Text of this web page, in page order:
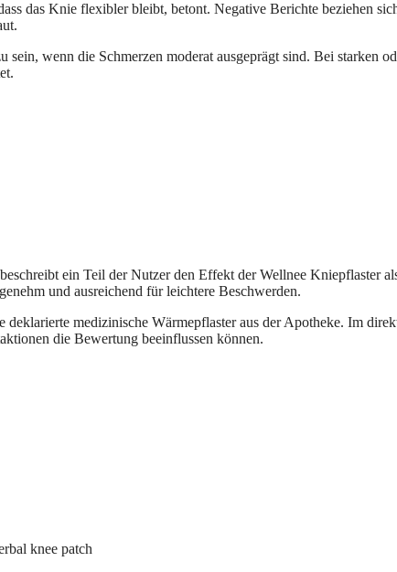
das Knie flexibler bleibt, betont. Negative Berichte beziehen
wenn die Schmerzen moderat ausgeprägt sind. Bei starken
ein Teil der Nutzer den Effekt der Wellnee Kniepflaster
und ausreichend für leichtere Beschwerden.
medizinische Wärmepflaster aus der Apotheke. Im
die Bewertung beeinflussen können.